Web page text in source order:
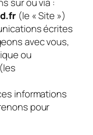
sur ou via :
(le « Site »)
écrites
avec vous,
ou
informations
pour